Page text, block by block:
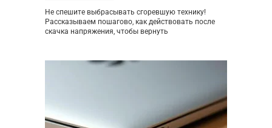
Не спешите выбрасывать сгоревшую технику!
Рассказываем пошагово, как действовать после
скачка напряжения, чтобы вернуть